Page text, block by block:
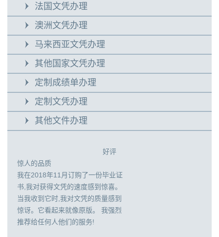
法国文凭办理
澳洲文凭办理
马来西亚文凭办理
其他国家文凭办理
定制成绩单办理
定制文凭办理
其他文件办理
好评
惊人的品质
我在2018年11月订购了一份毕业证
书,我对获得文凭的速度感到惊喜。
当我收到它时,我对文凭的质量感到
惊讶。它看起来就像原版。 我强烈
推荐给任何人他们的服务!